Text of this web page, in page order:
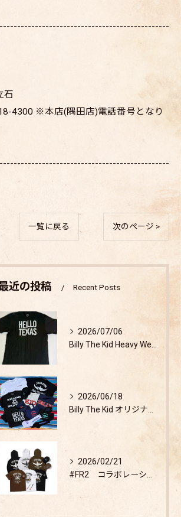
石
4300 ※本店(隅田店)電話番号となり
一覧に戻る 次のページ >
近の投稿 Recent Posts
2026/07/06
2026/06/18
2026/02/21